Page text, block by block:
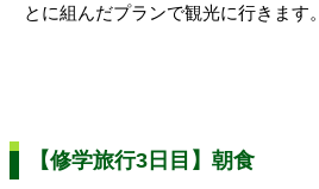
とに組んだプランで観光に行きます。
【修学旅行3日目】朝食